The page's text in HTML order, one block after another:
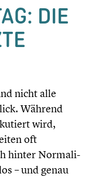
DIE
nicht alle
Während
wird,
oft
hinter Norma­li­
– und genau